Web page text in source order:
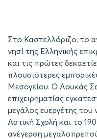
Στο Καστελλόριζο, το
νησί της Ελληνικής
και τις πρώτες
πλουσιότερες
Μεσογείου. Ο Λουκάς
επιχειρηματίας
μεγάλος ευεργέτης του
Αστική Σχολή και το
ανέγερση